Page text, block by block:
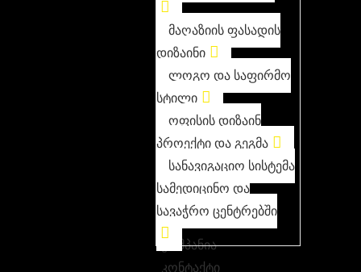
მაღაზიის ფასადის
დიზაინი
ლოგო და საფირმო
სტილი
ოფისის დიზაინ
პროექტი და გეგმა
სანავიგაციო სისტემა
სამედიცინო და
სავაჭრო ცენტრებში
კომპანია
კონტაქტი